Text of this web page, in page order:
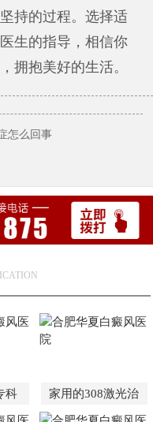
持的过程。选择适
生的指导，相信你
拥抱美好的生活。
怎么回事
科 家用的308激光治